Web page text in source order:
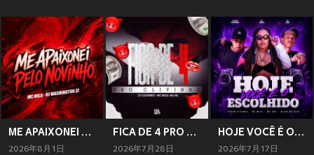
ME APAIXONEI PELO NOVINHO (Explicit)
2026年8月1日
FICA DE 4 PRO CLIVINHO
2026年7月28日
HOJE VOCÊ É O ESCOLHIDO (Explicit)
2026年7月17日